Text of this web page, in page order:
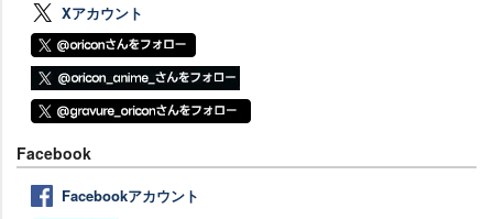
Xアカウント
Facebook
Facebookアカウント